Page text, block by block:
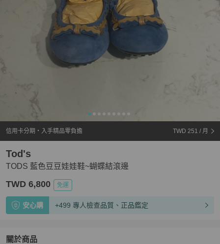
信用卡分期・入手精品零負擔 TWD 251 / 月
TODS 藍色豆豆娃娃鞋~蝴蝶結滾邊
Tod's
TWD 6,800 免運
安心購 +499 專人檢查品質、正品鑑定
關於商品